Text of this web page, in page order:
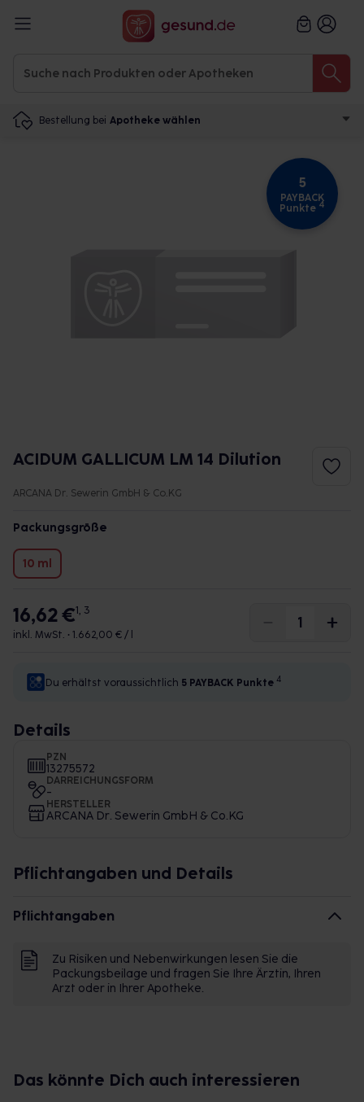
Bestellung bei Apotheke wählen
5
PAYBACK
Punkte 4
ACIDUM GALLICUM LM 14 Dilution
ARCANA Dr. Sewerin GmbH & Co.KG
Packungsgröße
10 ml
16,62 €1, 3
inkl. MwSt. • 1.662,00 € / l
Du erhältst voraussichtlich 5 PAYBACK Punkte 4
Details
PZN
13275572
DARREICHUNGSFORM
-
HERSTELLER
ARCANA Dr. Sewerin GmbH & Co.KG
Pflichtangaben und Details
Pflichtangaben
Zu Risiken und Nebenwirkungen lesen Sie die
Packungsbeilage und fragen Sie Ihre Ärztin, Ihren
Arzt oder in Ihrer Apotheke.
Das könnte Dich auch interessieren